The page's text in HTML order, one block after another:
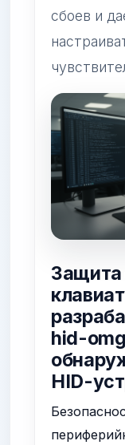
сбоев и
Защита
hid-
HID-